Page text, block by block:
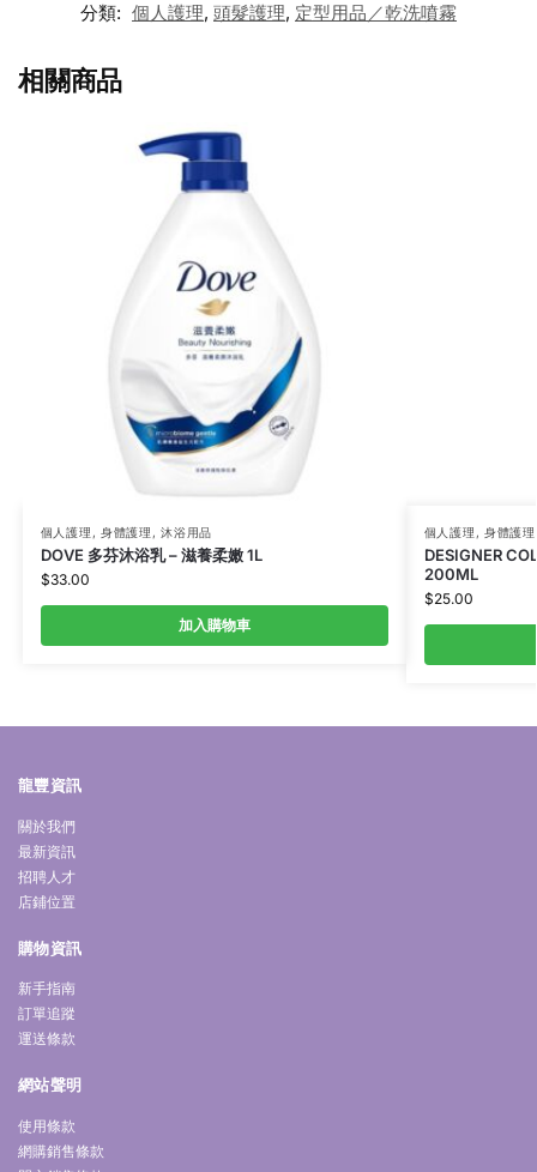
分類: 個人護理, 頭髮護理, 定型用品／乾洗噴霧
相關商品
個人護理 , 身體護理 ,沐浴用品
DOVE 多芬沐浴乳 – 滋養柔嫩 1L
$33.00
加入購物車
個人護理 , 身體護理
DESIGNER
200ML
$25.00
龍豐資訊
關於我們
最新資訊
招聘人才
店鋪位置
購物資訊
新手指南
訂單追蹤
運送條款
網站聲明
使用條款
網購銷售條款